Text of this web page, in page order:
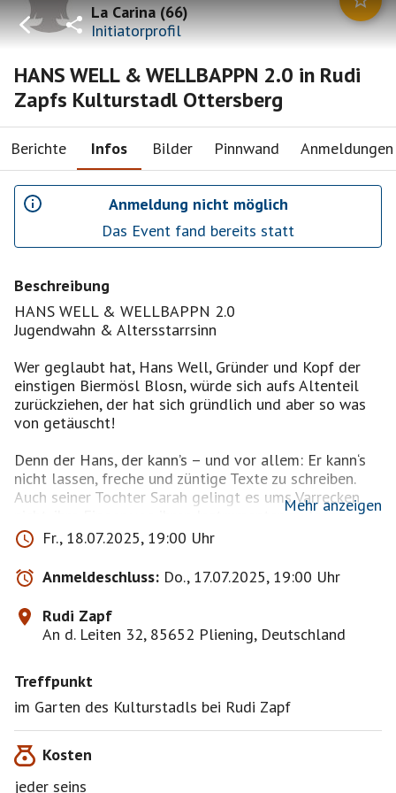
La Carina(66)
Initiatorprofil
HANS WELL & WELLBAPPN 2.0 in Rudi
Zapfs Kulturstadl Ottersberg
Berichte Infos Bilder Pinnwand Anmeldungen
Anmeldung nicht möglich
Das Event fand bereits statt
Beschreibung
HANS WELL & WELLBAPPN 2.0
Jugendwahn & Altersstarrsinn
Wer geglaubt hat, Hans Well, Gründer und Kopf der
einstigen Biermösl Blosn, würde sich aufs Altenteil
zurückziehen, der hat sich gründlich und aber so was
von getäuscht!
Denn der Hans, der kann’s – und vor allem: Er kann‘s
nicht lassen, freche und züntige Texte zu schreiben.
Auch seiner Tochter Sarah gelingt es ums Varrecken
nicht, ihre Finger von ihren Instrumenten zu lassen
(kleine Auswahl: Bratsche, Saxophon, Ukulele,
Akkordeon, dazu kommt glockenheller Sopran) – es
muss wohl im Blute liegen.
Also hat Hans‘ Älteste ihren Vater auf eine Art, wie nur
Töchter es können, bezirzt: Nämlich das Auto mit
Instrumenten zu beladen, den genialen
Akakpo auf den Beifahrer- und den alten Herrn auf
den Rücksitz zu packen und mit neuem Programm sich
wiederum aufzumachen zu den Brettern, die die Welt
Mehr anzeigen
Fr., 18.07.2025, 19:00 Uhr
Anmeldeschluss: Do., 17.07.2025, 19:00 Uhr
Rudi Zapf
An d. Leiten 32, 85652 Pliening, Deutschland
Treffpunkt
im Garten des Kulturstadls bei Rudi Zapf
Kosten
jeder seins